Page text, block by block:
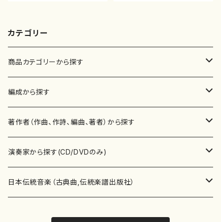
カテゴリー
商品カテゴリーから探す
楽譜
書籍
書籍
テキストブック
CD・DVD
チケット
編成から探す
邦楽器
箏・琴（ソロ）
箏・琴（合奏）
合唱
混声合唱
歌・声
著作者（作曲、作詩、編曲、著者）から探す
あ行
青木省三(アオキ ショウゾウ)
か行
演奏家から探す(CD/DVDのみ)
邦楽（箏、三味線、尺八等）演奏家
日本伝統音楽（古典曲,伝統楽譜出版社）